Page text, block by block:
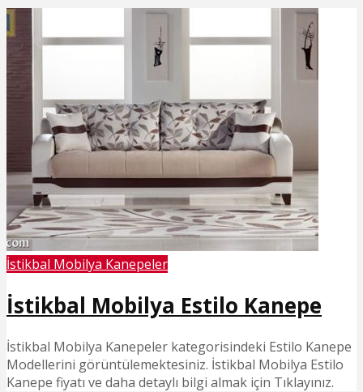
İstikbal Mobilya Kanepeler
İstikbal Mobilya Estilo Kanepe
İstikbal Mobilya Kanepeler kategorisindeki Estilo Kanepe
Modellerini görüntülemektesiniz. İstikbal Mobilya Estilo
Kanepe fiyatı ve daha detaylı bilgi almak için Tıklayınız.